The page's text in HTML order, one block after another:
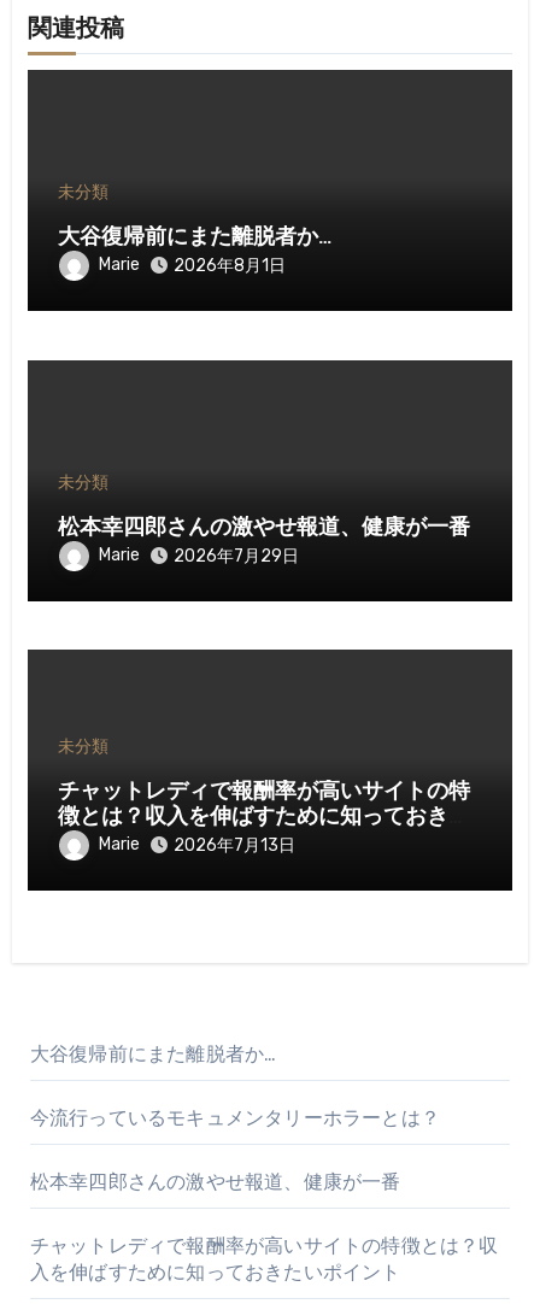
関連投稿
未分類
大谷復帰前にまた離脱者か…
Marie 2026年8月1日
未分類
松本幸四郎さんの激やせ報道、健康が一番
Marie 2026年7月29日
未分類
チャットレディで報酬率が高いサイトの特
徴とは？収入を伸ばすために知っておきた
いポイント
Marie 2026年7月13日
大谷復帰前にまた離脱者か…
今流行っているモキュメンタリーホラーとは？
松本幸四郎さんの激やせ報道、健康が一番
チャットレディで報酬率が高いサイトの特徴とは？収
入を伸ばすために知っておきたいポイント